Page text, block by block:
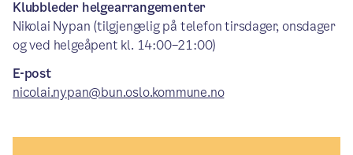
Klubbleder helgearrangementer
Nikolai Nypan (tilgjengelig på telefon tirsdager, onsdager
og ved helgeåpent kl. 14:00–21:00)
E-post
nicolai.nypan@bun.oslo.kommune.no